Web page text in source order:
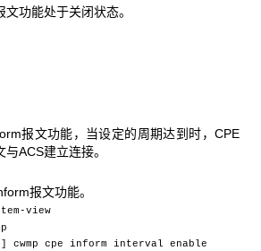
功能处于关闭状态。
报文功能，当设定的周期达到时，CPE
ACS建立连接。
报文功能。
view
cwmp cpe inform interval enable